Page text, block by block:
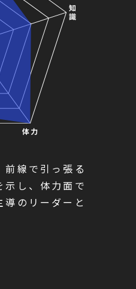
前線で引っ張る
示し、体力面で
のリーダーと